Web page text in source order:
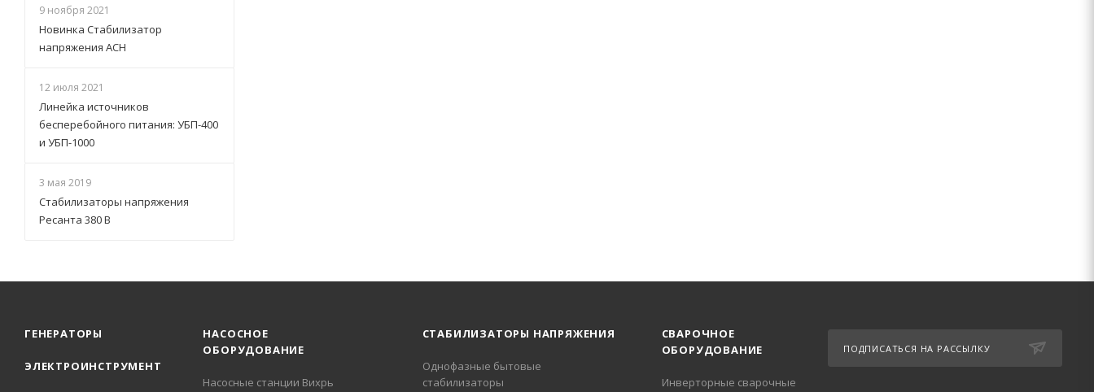
9 ноября 2021
Новинка Стабилизатор
напряжения АСН
12 июля 2021
Линейка источников
бесперебойного питания: УБП-400
и УБП-1000
3 мая 2019
Стабилизаторы напряжения
Ресанта 380 В
ГЕНЕРАТОРЫ
ЭЛЕКТРОИНСТРУМЕНТ
НАСОСНОЕ
ОБОРУДОВАНИЕ
Насосные станции Вихрь
СТАБИЛИЗАТОРЫ НАПРЯЖЕНИЯ
Однофазные бытовые
стабилизаторы
СВАРОЧНОЕ
ОБОРУДОВАНИЕ
Инверторные сварочные
ПОДПИСАТЬСЯ НА РАССЫЛКУ